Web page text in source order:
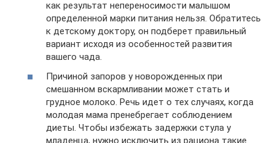
как результат непереносимости малышом
определенной марки питания нельзя. Обратитесь
к детскому доктору, он подберет правильный
вариант исходя из особенностей развития
вашего чада.
Причиной запоров у новорожденных при
смешанном вскармливании может стать и
грудное молоко. Речь идет о тех случаях, когда
молодая мама пренебрегает соблюдением
диеты. Чтобы избежать задержки стула у
младенца, нужно исключить из рациона такие